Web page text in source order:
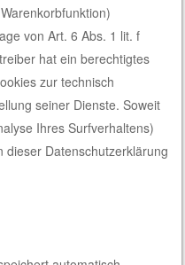
von Art. 6 Abs. 1 lit. f
hat ein berechtigtes
zur technisch
seiner Dienste. Soweit
Ihres Surfverhaltens)
dieser Datenschutzerklärung